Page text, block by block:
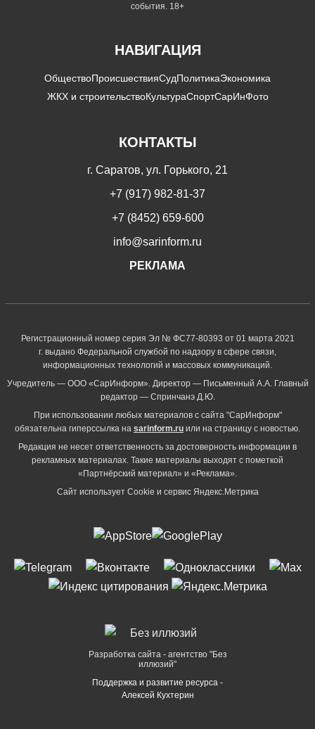
события. 18+
НАВИГАЦИЯ
ОбществоПроисшествияСудПолитикаЭкономика
ЖКХ и строительствоКультураСпортСарИнФото
КОНТАКТЫ
г. Саратов, ул. Горького, 21
+7 (917) 982-81-37
+7 (8452) 659-600
info@sarinform.ru
РЕКЛАМА
Регистрационный номер серия Эл № ФС77-80393 от 01 марта 2021
г. выдано Федеральной службой по надзору в сфере связи,
информационных технологий и массовых коммуникаций.
Учредитель — ООО «СарИнформ». Директор — Письменный А.А. Главный
редактор — Спринчанэ Д.Ю.
При использовании любых материалов с сайта "СарИнформ"
обязательна гиперссылка на sarinform.ru или на страницу с новостью.
Редакция не несет ответственность за достоверность информации в
рекламных материалах. Такие материалы выходят с пометкой
«Партнёрский материал» и «Реклама».
Сайт использует Cookie и сервиc Яндекс.Метрика
Разработка сайта - агентство "Без
иллюзий"
Поддержка и развитие ресурса -
Алексей Кухтерин